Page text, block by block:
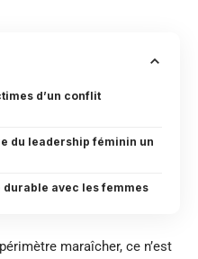
d’un conflit
du leadership féminin un
avec les femmes
maraîcher, ce n’est